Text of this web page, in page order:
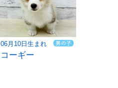
06月10日生まれ
コーギー